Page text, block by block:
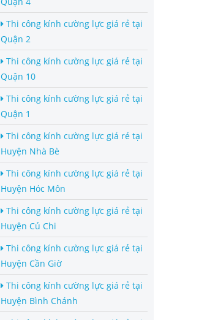
Thi công kính cường lực giá rẻ tại
Quận 2
Thi công kính cường lực giá rẻ tại
Quận 10
Thi công kính cường lực giá rẻ tại
Quận 1
Thi công kính cường lực giá rẻ tại
Huyện Nhà Bè
Thi công kính cường lực giá rẻ tại
Huyện Hóc Môn
Thi công kính cường lực giá rẻ tại
Huyện Củ Chi
Thi công kính cường lực giá rẻ tại
Huyện Cần Giờ
Thi công kính cường lực giá rẻ tại
Huyện Bình Chánh